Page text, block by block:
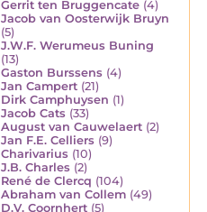
Gerrit ten Bruggencate (4)
Jacob van Oosterwijk Bruyn
(5)
J.W.F. Werumeus Buning
(13)
Gaston Burssens (4)
Jan Campert (21)
Dirk Camphuysen (1)
Jacob Cats (33)
August van Cauwelaert (2)
Jan F.E. Celliers (9)
Charivarius (10)
J.B. Charles (2)
René de Clercq (104)
Abraham van Collem (49)
D.V. Coornhert (5)